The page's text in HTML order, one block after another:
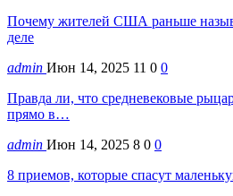
Почему жителей США раньше
деле
admin Июн 14, 2025 11 0 0
Правда ли, что средневековые
прямо в…
admin Июн 14, 2025 8 0 0
8 приемов, которые спасут